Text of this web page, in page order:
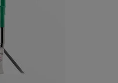
AJOUTER AU PANIER